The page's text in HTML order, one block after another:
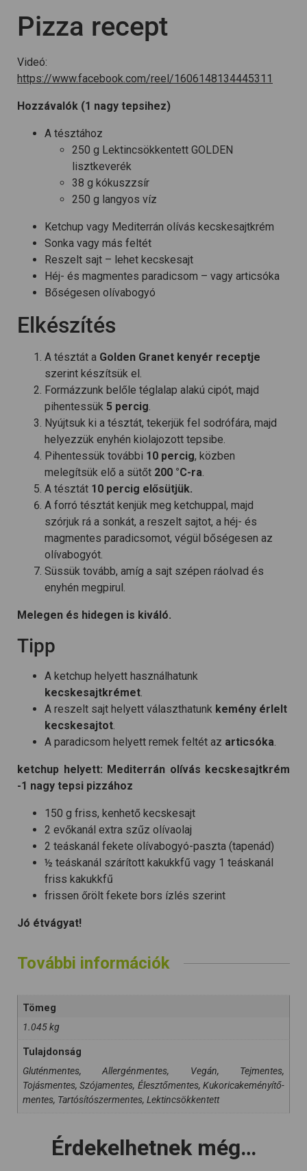
Pizza recept
Videó:
https://www.facebook.com/reel/1606148134445311
Hozzávalók (1 nagy tepsihez)
A tésztához
250 g Lektincsökkentett GOLDEN
lisztkeverék
38 g kókuszzsír
250 g langyos víz
Ketchup vagy Mediterrán olívás kecskesajtkrém
Sonka vagy más feltét
Reszelt sajt – lehet kecskesajt
Héj- és magmentes paradicsom – vagy articsóka
Bőségesen olívabogyó
Elkészítés
A tésztát a Golden Granet kenyér receptje
szerint készítsük el.
Formázzunk belőle téglalap alakú cipót, majd
pihentessük 5 percig.
Nyújtsuk ki a tésztát, tekerjük fel sodrófára, majd
helyezzük enyhén kiolajozott tepsibe.
Pihentessük további 10 percig, közben
melegítsük elő a sütőt 200 °C-ra.
A tésztát 10 percig elősütjük.
A forró tésztát kenjük meg ketchuppal, majd
szórjuk rá a sonkát, a reszelt sajtot, a héj- és
magmentes paradicsomot, végül bőségesen az
olívabogyót.
Süssük tovább, amíg a sajt szépen ráolvad és
enyhén megpirul.
Melegen és hidegen is kiváló.
Tipp
A ketchup helyett használhatunk
kecskesajtkrémet.
A reszelt sajt helyett választhatunk kemény érlelt
kecskesajtot.
A paradicsom helyett remek feltét az articsóka.
ketchup helyett: Mediterrán olívás kecskesajtkrém
-1 nagy tepsi pizzához
150 g friss, kenhető kecskesajt
2 evőkanál extra szűz olívaolaj
2 teáskanál fekete olívabogyó-paszta (tapenád)
½ teáskanál szárított kakukkfű vagy 1 teáskanál
friss kakukkfű
frissen őrölt fekete bors ízlés szerint
Jó étvágyat!
További információk
Tömeg
1.045 kg
Tulajdonság
Gluténmentes, Allergénmentes, Vegán, Tejmentes,
Tojásmentes, Szójamentes, Élesztőmentes, Kukoricakeményítő-
mentes, Tartósítószermentes, Lektincsökkentett
Érdekelhetnek még…